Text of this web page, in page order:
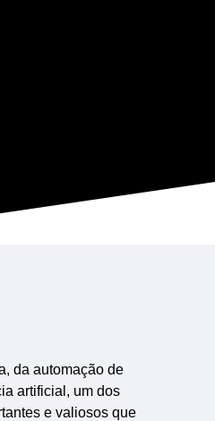
da automação de
artificial, um dos
e valiosos que